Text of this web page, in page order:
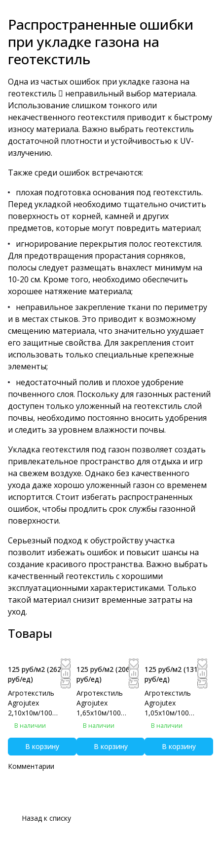
Распространенные ошибки
при укладке газона на
геотекстиль
Одна из частых ошибок при укладке газона на
геотекстиль  неправильный выбор материала.
Использование слишком тонкого или
некачественного геотекстиля приводит к быстрому
износу материала. Важно выбрать геотекстиль
достаточной плотности и устойчивостью к UV-
излучению.
Также среди ошибок встречаются:
плохая подготовка основания под геотекстиль.
Перед укладкой необходимо тщательно очистить
поверхность от корней, камней и других
предметов, которые могут повредить материал;
игнорирование перекрытия полос геотекстиля.
Для предотвращения прорастания сорняков,
полосы следует размещать внахлест минимум на
10-20 см. Кроме того, необходимо обеспечить
хорошее натяжение материала;
неправильное закрепление ткани по периметру
и в местах стыков. Это приводит к возможному
смещению материала, что значительно ухудшает
его защитные свойства. Для закрепления стоит
использовать только специальные крепежные
элементы;
недостаточный полив и плохое удобрение
почвенного слоя. Поскольку для газонных растений
доступен только уложенный на геотекстиль слой
почвы, необходимо постоянно вносить удобрения
и следить за уровнем влажности почвы.
Укладка геотекстиля под газон позволяет создать
привлекательное пространство для отдыха и игр
на свежем воздухе. Однако без качественного
ухода даже хорошо уложенный газон со временем
испортится. Стоит избегать распространенных
ошибок, чтобы продлить срок службы газонной
поверхности.
Серьезный подход к обустройству участка
позволит избежать ошибок и повысит шансы на
создание красивого пространства. Важно выбрать
качественный геотекстиль с хорошими
эксплуатационными характеристиками. Только
такой материал снизит временные затраты на
уход.
Товары
125 руб/м2 (2625
руб/eд)
Агротекстиль
Agrojutex
2,10х10м/100
фасовка
В наличии
В корзину
125 руб/м2 (2062.5
руб/eд)
Агротекстиль
Agrojutex
1,65х10м/100
фасовка
В наличии
В корзину
125 руб/м2 (1312.5
руб/eд)
Агротекстиль
Agrojutex
1,05х10м/100
фасовка
В наличии
В корзину
Комментарии
Назад к списку